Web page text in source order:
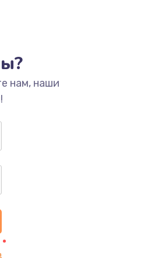
нам, наши